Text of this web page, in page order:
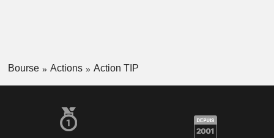
Bourse Actions Action TIP